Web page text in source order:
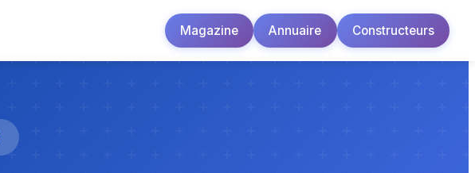
Magazine Annuaire Constructeurs